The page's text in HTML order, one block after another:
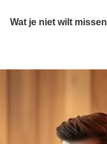
Wat je niet wilt missen